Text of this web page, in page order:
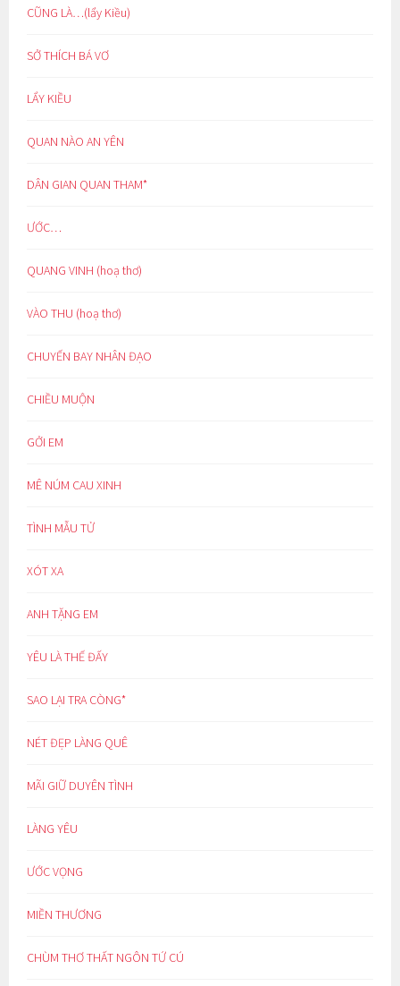
CŨNG LÀ…(lẩy Kiều)
SỞ THÍCH BÁ VƠ
LẨY KIỀU
QUAN NÀO AN YÊN
DÂN GIAN QUAN THAM*
ƯỚC…
QUANG VINH (hoạ thơ)
VÀO THU (hoạ thơ)
CHUYẾN BAY NHÂN ĐẠO
CHIỀU MUỘN
GỞI EM
MÊ NÚM CAU XINH
TÌNH MẪU TỬ
XÓT XA
ANH TẶNG EM
YÊU LÀ THẾ ĐẤY
SAO LẠI TRA CÒNG*
NÉT ĐẸP LÀNG QUÊ
MÃI GIỮ DUYÊN TÌNH
LÀNG YÊU
ƯỚC VỌNG
MIỀN THƯƠNG
CHÙM THƠ THẤT NGÔN TỨ CÚ